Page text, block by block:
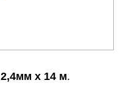
2,4мм х 14 м.